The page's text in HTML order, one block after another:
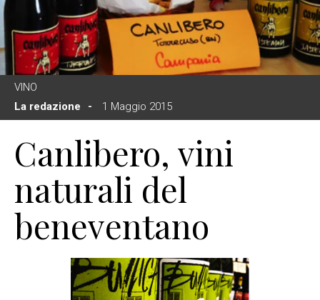
VINO
La redazione
1 Maggio 2015
Canlibero, vini
naturali del
beneventano